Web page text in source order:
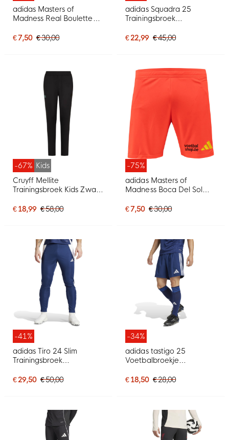
adidas Masters of
Madness Real Boulette
€ 7,50 € 30,00
adidas Squadra 25
Trainingsbroek
€ 22,99 € 45,00
-67% Kids
Cruyff Mellite
Trainingsbroek Kids Zwart
€ 18,99 € 58,00
-75%
adidas Masters of
Madness Boca Del Sol
€ 7,50 € 30,00
-41%
adidas Tiro 24 Slim
Trainingsbroek
€ 29,50 € 50,00
-34%
adidas tastigo 25
Voetbalbroekje
€ 18,50 € 28,00